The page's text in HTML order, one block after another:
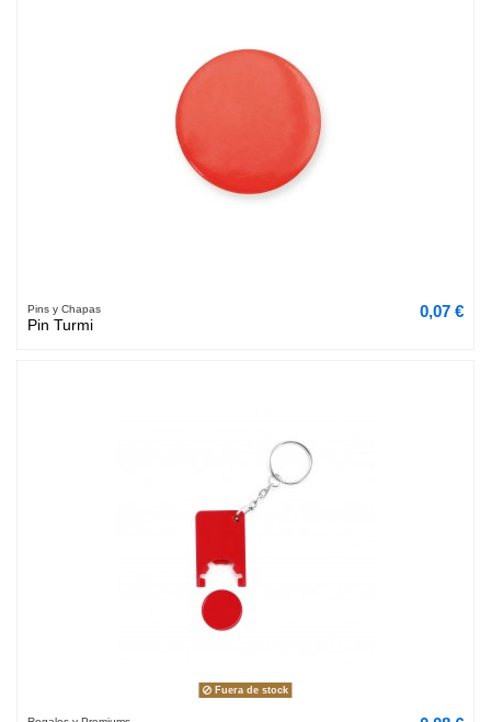
Pins y Chapas
Pin Turmi
0,07 €
Fuera de stock